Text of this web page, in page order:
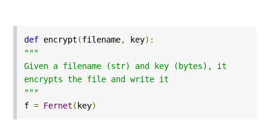
defencrypt (filename, key):
"""
Given a filename (str) and key (bytes), it
encrypts the file and write it
"""
f = Fernet ( key)